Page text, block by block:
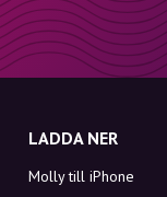
LADDA NER
Molly till iPhone